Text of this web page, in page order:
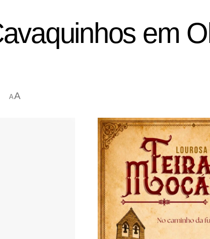
em
AA